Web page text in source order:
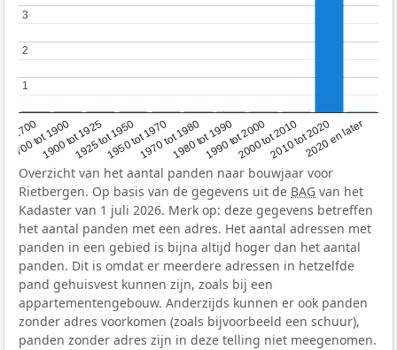
1700
1700 tot 1900
1900 tot 19251925 tot 19501950 tot 19701970 tot 19801980 tot 19901990 tot 20002000 tot 20102010 tot 20202020 en later
1
1
2
2
3
3
Overzicht van het aantal panden naar bouwjaar voor
Rietbergen. Op basis van de gegevens uit de BAG van het
Kadaster van 1 juli 2026. Merk op: deze gegevens betreffen
het aantal panden met een adres. Het aantal adressen met
panden in een gebied is bijna altijd hoger dan het aantal
panden. Dit is omdat er meerdere adressen in hetzelfde
pand gehuisvest kunnen zijn, zoals bij een
appartementengebouw. Anderzijds kunnen er ook panden
zonder adres voorkomen (zoals bijvoorbeeld een schuur),
panden zonder adres zijn in deze telling niet meegenomen.